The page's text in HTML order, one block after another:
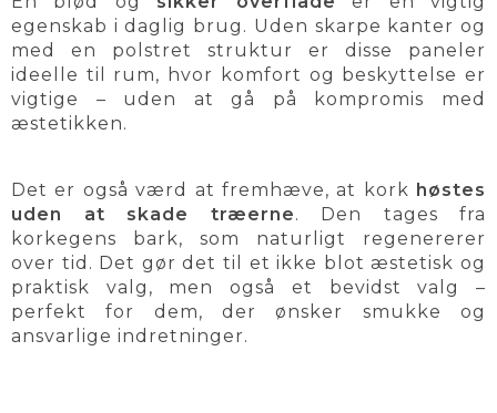
egenskab i daglig brug. Uden skarpe kanter og
med en polstret struktur er disse paneler
ideelle til rum, hvor komfort og beskyttelse er
vigtige – uden at gå på kompromis med
æstetikken.
Det er også værd at fremhæve, at kork høstes
uden at skade træerne. Den tages fra
korkegens bark, som naturligt regenererer
over tid. Det gør det til et ikke blot æstetisk og
praktisk valg, men også et bevidst valg –
perfekt for dem, der ønsker smukke og
ansvarlige indretninger.